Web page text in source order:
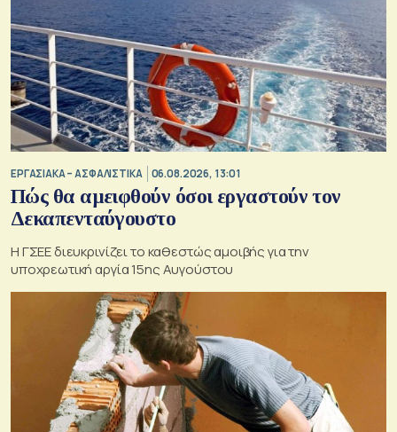
ΕΡΓΑΣΙΑΚΑ – ΑΣΦΑΛΙΣΤΙΚΑ 06.08.2026, 13:01
Πώς θα αμειφθούν όσοι εργαστούν τον
Δεκαπενταύγουστο
Η ΓΣΕΕ διευκρινίζει το καθεστώς αμοιβής για την
υποχρεωτική αργία 15ης Αυγούστου